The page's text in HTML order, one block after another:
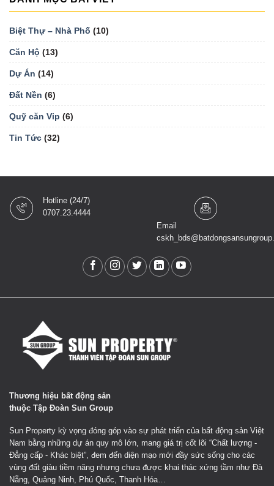
Biệt Thự – Nhà Phố (10)
Căn Hộ (13)
Dự Án (14)
Đất Nền (6)
Quỹ căn Vip (6)
Tin Tức (32)
Hotline (24/7)
0707.23.4444
Email
Thương hiệu bất động sản
thuộc Tập Đoàn Sun Group
Sun Property kỳ vọng đóng góp vào sự phát triển của bất động sản Việt
Nam bằng những dự án quy mô lớn, mang giá trị cốt lõi “Chất lượng -
Đẳng cấp - Khác biệt”, đem đến diện mạo mới đầy sức sống cho các
vùng đất giàu tiềm năng nhưng chưa được khai thác xứng tầm như Đà
Nẵng, Quảng Ninh, Phú Quốc, Thanh Hóa…